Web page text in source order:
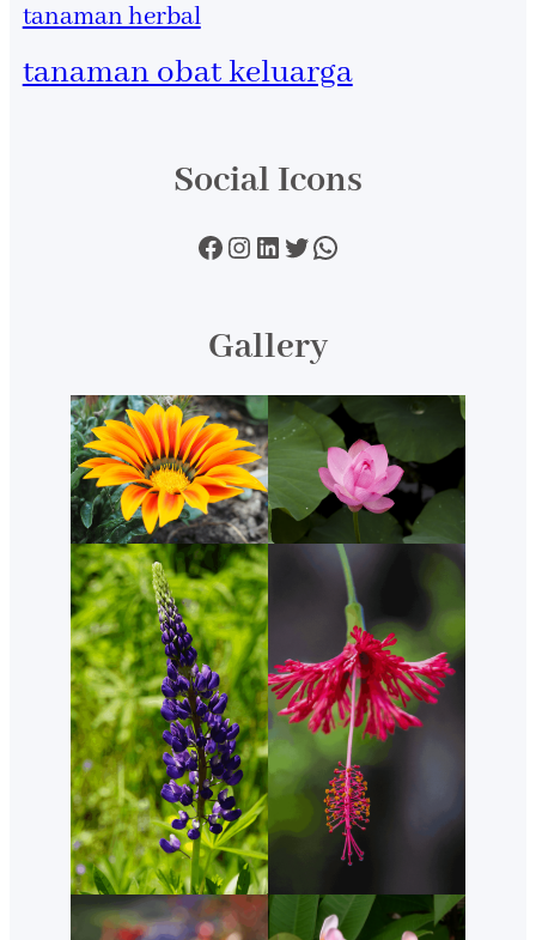
tanaman herbal
tanaman obat keluarga
Social Icons
Facebook Instagram LinkedIn Twitter WhatsApp
Gallery